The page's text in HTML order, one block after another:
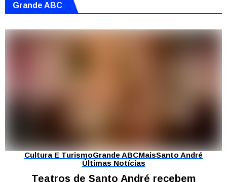
Grande ABC
Cultura E TurismoGrande ABCMaisSanto André
Últimas Notícias
Teatros de Santo André recebem